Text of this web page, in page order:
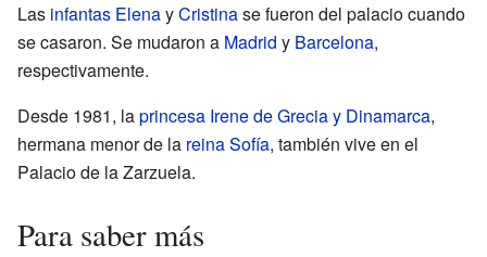
Las infantas ElenayCristinase fueron del palacio cuando
se casaron. Se mudaron a Madrid y Barcelona,
respectivamente.
Desde 1981, laprincesa Irene de Grecia y Dinamarca,
hermana menor de la reina Sofía, también vive en el
Palacio de la Zarzuela.
Para saber más